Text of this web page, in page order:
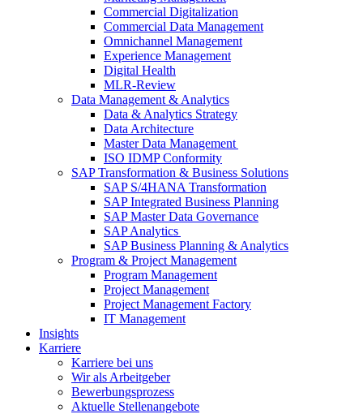
Commercial Digitalization
Commercial Data Management
Omnichannel Management
Experience Management
Digital Health
MLR-Review
Data Management & Analytics
Data & Analytics Strategy
Data Architecture
Master Data Management
ISO IDMP Conformity
SAP Transformation & Business Solutions
SAP S/4HANA Transformation
SAP Integrated Business Planning
SAP Master Data Governance
SAP Analytics
SAP Business Planning & Analytics
Program & Project Management
Program Management
Project Management
Project Management Factory
IT Management
Insights
Karriere
Karriere bei uns
Wir als Arbeitgeber
Bewerbungsprozess
Aktuelle Stellenangebote